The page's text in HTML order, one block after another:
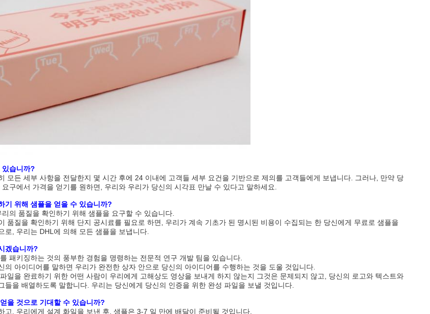
있습니까?
모든 세부 사항을 전달한지 몇 시간 후에 24 이내에 고객들 세부 요건을 기반으로 제의를 고객들에게 보냅니다. 그러나, 만약 당
구에서 가격을 얻기를 원하면, 우리와 우리가 당신의 시각표 만날 수 있다고 말하세요.
기 위해 샘플을 얻을 수 있습니까?
의 품질을 확인하기 위해 샘플을 요구할 수 있습니다.
품질을 확인하기 위해 단지 공시료를 필요로 하면, 우리가 계속 기초가 된 명시된 비용이 수집되는 한 당신에게 무료로 샘플을
로, 우리는 DHL에 의해 모든 샘플을 보냅니다.
겠습니까?
패키징하는 것의 풍부한 경험을 명령하는 전문적 연구 개발 팀을 있습니다.
의 아이디어를 말하면 우리가 완전한 상자 안으로 당신의 아이디어를 수행하는 것을 도울 것입니다.
일을 완료하기 위한 어떤 사람이 우리에게 고해상도 영상을 보내게 하지 않는지 그것은 문제되지 않고, 당신의 로고와 텍스트와
들을 배열하도록 말합니다. 우리는 당신에게 당신의 인증을 위한 완성 파일을 보낼 것입니다.
을 것으로 기대할 수 있습니까?
고, 우리에게 설계 화일을 보낸 후, 샘플은 3-7 일 만에 배달이 준비될 것입니다.